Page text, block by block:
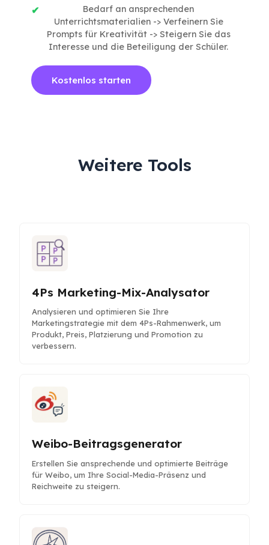
Bedarf an ansprechenden
Unterrichtsmaterialien -> Verfeinern Sie
Prompts für Kreativität -> Steigern Sie das
Interesse und die Beteiligung der Schüler.
Kostenlos starten
Weitere Tools
4Ps Marketing-Mix-Analysator
Analysieren und optimieren Sie Ihre
Marketingstrategie mit dem 4Ps-Rahmenwerk, um
Produkt, Preis, Platzierung und Promotion zu
verbessern.
Weibo-Beitragsgenerator
Erstellen Sie ansprechende und optimierte Beiträge
für Weibo, um Ihre Social-Media-Präsenz und
Reichweite zu steigern.